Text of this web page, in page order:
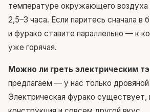
температуре окружающего
2,5–3 часа. Если паритесь сначала в
и фурако ставите параллельно — к
уже горячая.
Можно ли греть электрическим
предлагаем — у нас только дровяной
Электрическая фурако существует,